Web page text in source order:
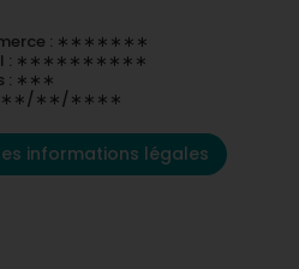
: ∗∗∗∗∗∗∗
: ∗∗∗∗∗∗∗∗∗∗
: ∗∗∗
: ∗∗/∗∗/∗∗∗∗
informations légales